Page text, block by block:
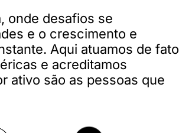
onde desafios se
e o crescimento e
Aqui atuamos de fato
e acreditamos
ativo são as pessoas que